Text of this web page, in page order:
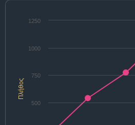
Πλήθος
500
750
1000
1250